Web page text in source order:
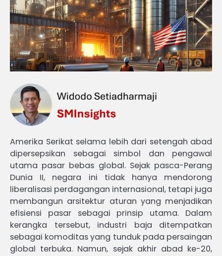
Amerika Serikat selama lebih dari setengah abad
dipersepsikan sebagai simbol dan pengawal
utama pasar bebas global. Sejak pasca-Perang
Dunia II, negara ini tidak hanya mendorong
liberalisasi perdagangan internasional, tetapi juga
membangun arsitektur aturan yang menjadikan
efisiensi pasar sebagai prinsip utama. Dalam
kerangka tersebut, industri baja ditempatkan
sebagai komoditas yang tunduk pada persaingan
global terbuka. Namun, sejak akhir abad ke-20,